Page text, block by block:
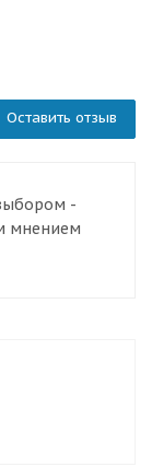
Оставить отзыв
-
мнением